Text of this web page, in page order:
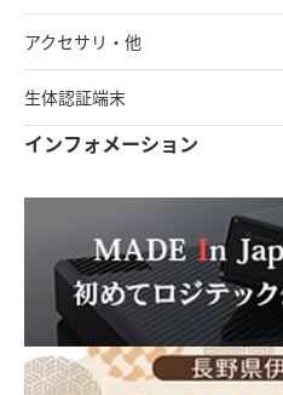
アクセサリ・他
生体認証端末
インフォメーション